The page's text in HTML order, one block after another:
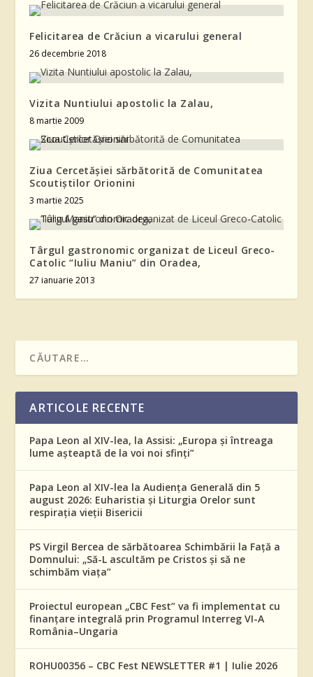
Felicitarea de Crăciun a vicarului general
26 decembrie 2018
Vizita Nuntiului apostolic la Zalau,
8 martie 2009
Ziua Cercetășiei sărbătorită de Comunitatea
Scoutiștilor Orionini
3 martie 2025
Târgul gastronomic organizat de Liceul Greco-
Catolic “Iuliu Maniu” din Oradea,
27 ianuarie 2013
ARTICOLE RECENTE
Papa Leon al XIV-lea, la Assisi: „Europa și întreaga
lume așteaptă de la voi noi sfinți”
Papa Leon al XIV-lea la Audiența Generală din 5
august 2026: Euharistia și Liturgia Orelor sunt
respirația vieții Bisericii
PS Virgil Bercea de sărbătoarea Schimbării la Față a
Domnului: „Să-L ascultăm pe Cristos și să ne
schimbăm viața”
Proiectul european „CBC Fest” va fi implementat cu
finanțare integrală prin Programul Interreg VI-A
România–Ungaria
ROHU00356 – CBC Fest NEWSLETTER #1 | Iulie 2026